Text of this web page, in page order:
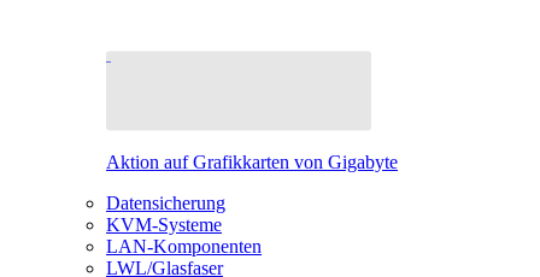
Aktion auf Grafikkarten von Gigabyte
Datensicherung
KVM-Systeme
LAN-Komponenten
LWL/Glasfaser